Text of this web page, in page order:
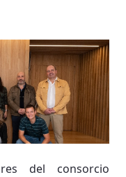
del consorcio